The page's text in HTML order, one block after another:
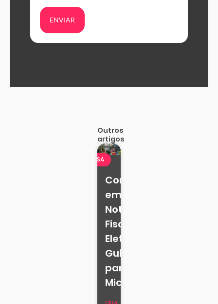
ENVIAR
Outros
artigos
MICROEMPRESA
Como
emitir
Nota
Fiscal
Eletrônica:
Guia
para
Microempresa